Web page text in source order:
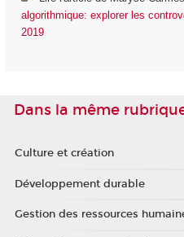
algorithmique: explorer les
2019
Dans la même
Culture et création
Développement durable
Gestion des ressources